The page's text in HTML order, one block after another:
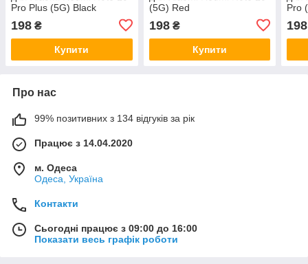
Pro Plus (5G) Black
198 ₴
Купити
(5G) Red
198₴
Купити
Pro
198
Про нас
99% позитивних з 134 відгуків за рік
Працює з 14.04.2020
м. Одеса
Одеса, Україна
Контакти
Сьогодні працює з 09:00 до 16:00
Показати весь графік роботи